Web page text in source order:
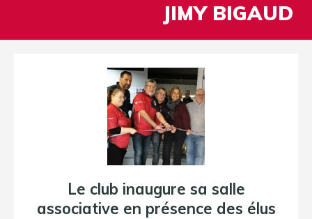
JIMY BIGAUD
Le club inaugure sa salle
associative en présence des élus